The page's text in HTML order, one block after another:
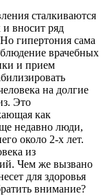
сталкиваются
вносит ряд
гипертония сама
врачебных
и прием
на долгие
Это
как
недавно люди,
около 2-х лет.
из
Чем же вызвано
для здоровья
внимание?